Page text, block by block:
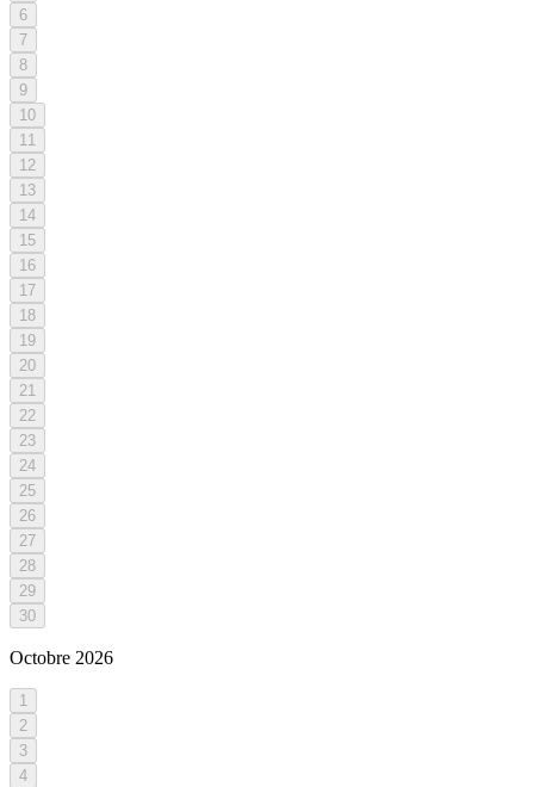
6
7
8
9
10
11
12
13
14
15
16
17
18
19
20
21
22
23
24
25
26
27
28
29
30
Octobre 2026
1
2
3
4